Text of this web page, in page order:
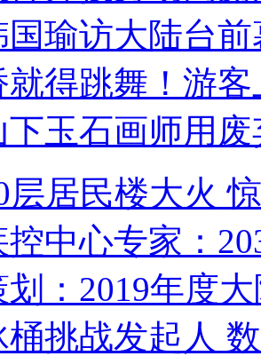
瑜访大陆台
得跳舞！游客
下玉石画师用
层居民楼大火
控中心专家：
：2019年度
挑战发起人